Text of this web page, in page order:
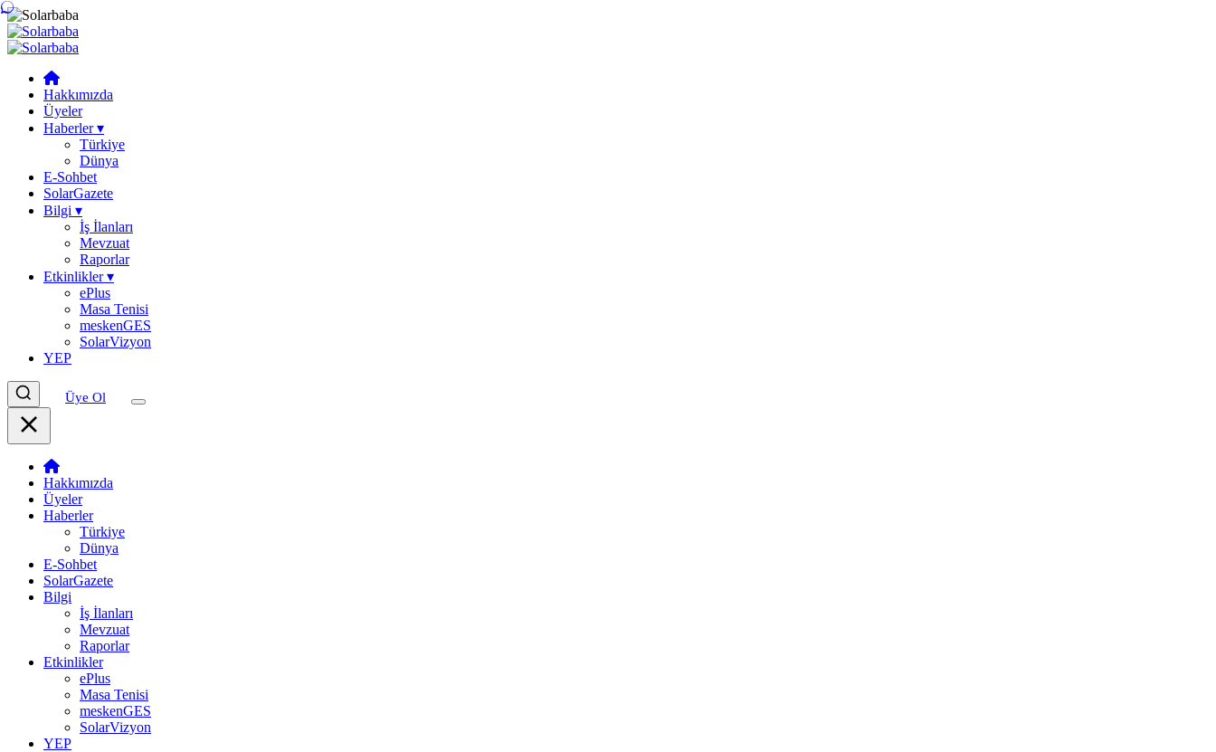
Hakkımızda
Üyeler
Haberler▾
Türkiye
Dünya
E-Sohbet
SolarGazete
Bilgi ▾
İş İlanları
Mevzuat
Raporlar
Etkinlikler▾
ePlus
Masa Tenisi
meskenGES
SolarVizyon
YEP
Üye Ol
Hakkımızda
Üyeler
Haberler
Türkiye
Dünya
E-Sohbet
SolarGazete
Bilgi
İş İlanları
Mevzuat
Raporlar
Etkinlikler
ePlus
Masa Tenisi
meskenGES
SolarVizyon
YEP